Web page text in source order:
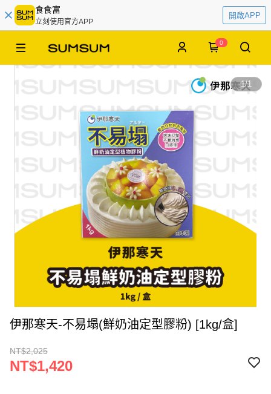
食食富
立刻使用官方APP
開啟APP
0
1/1
伊那寒天-不易塌(鮮奶油定型膠粉) [1kg/盒]
NT$2,025
NT$1,420